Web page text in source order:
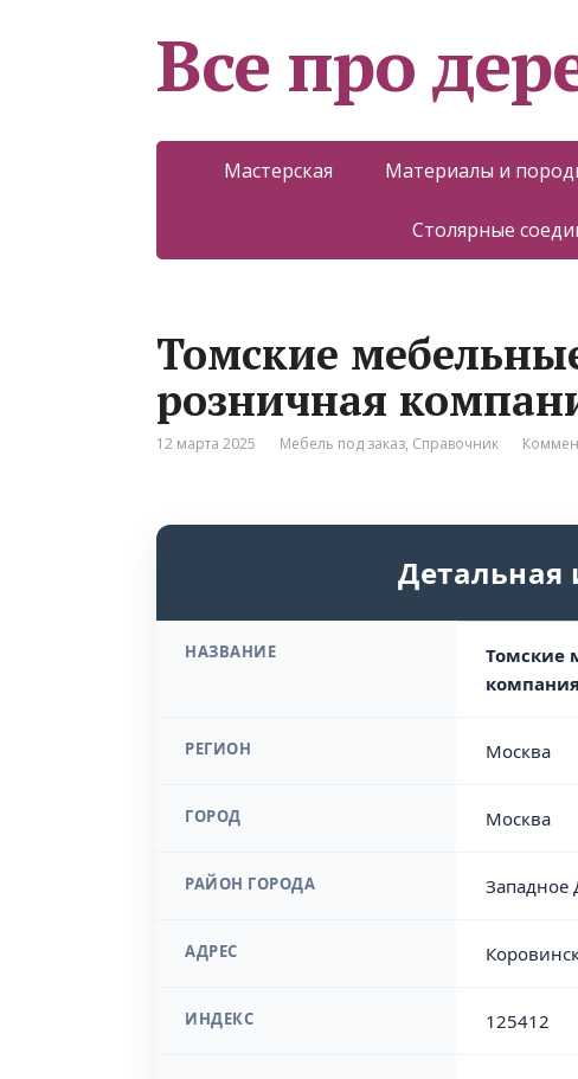
Все про
Мастерская Материалы и
Столярные
Томские
розничная
12 марта 2025 Мебель под заказ, Справочник
НАЗВАНИЕ
Томские
РЕГИОН Москва
ГОРОД Москва
РАЙОН ГОРОДА Западное
АДРЕС
ИНДЕКС 125412